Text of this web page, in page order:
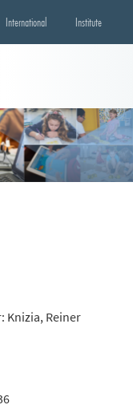
International Institute
Knizia, Reiner